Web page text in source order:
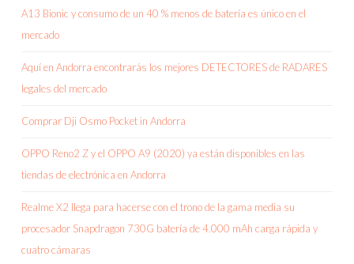
A13 Bionic y consumo de un 40 % menos de batería es único en el
mercado
Aquí en Andorra encontrarás los mejores DETECTORES de RADARES
legales del mercado
Comprar Dji Osmo Pocket in Andorra
OPPO Reno2 Z y el OPPO A9 (2020) ya están disponibles en las
tiendas de electrónica en Andorra
Realme X2 llega para hacerse con el trono de la gama media su
procesador Snapdragon 730G batería de 4.000 mAh carga rápida y
cuatro cámaras